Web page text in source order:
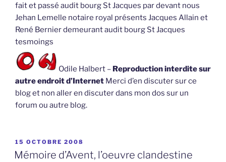
fait et passé audit bourg St Jacques par devant nous
Jehan Lemelle notaire royal présents Jacques Allain et
René Bernier demeurant audit bourg St Jacques
tesmoings
Odile Halbert – Reproduction interdite sur
autre endroit d’Internet Merci d’en discuter sur ce
blog et non aller en discuter dans mon dos sur un
forum ou autre blog.
PUBLIÉ
LE
15 OCTOBRE 2008
Mémoire d’Avent, l’oeuvre clandestine